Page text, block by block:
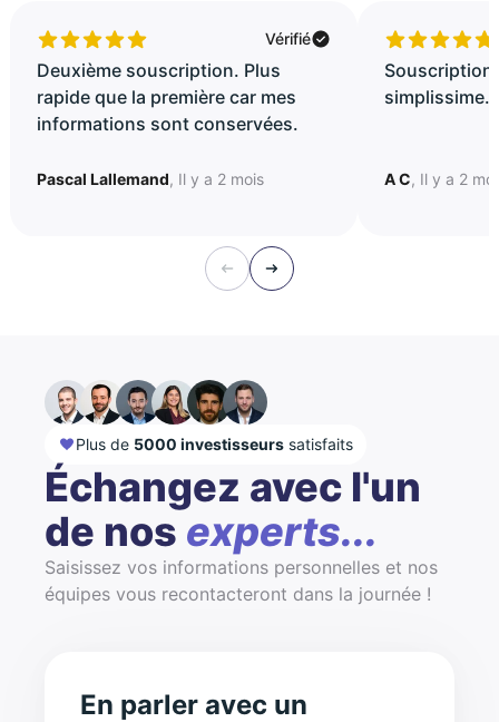
Vérifié
Deuxième souscription. Plus
rapide que la première car mes
informations sont conservées.
Pascal Lallemand, Il y a 2 mois
Souscription
A C, Il y a 2
Plus de 5000 investisseurs satisfaits
Échangez avec l'un
de nos experts...
Saisissez vos informations personnelles et nos
équipes vous recontacteront dans la journée !
En parler avec un